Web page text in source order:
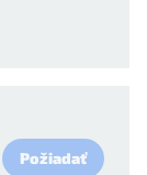
Požiadať